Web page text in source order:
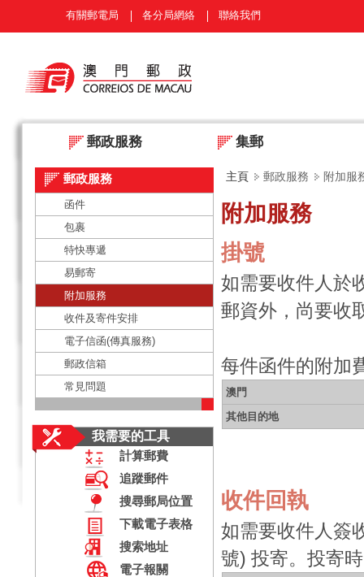
有關郵電局 各分局網絡 聯絡我們
郵政服務 集郵
郵政服務
函件
包裹
特快專遞
易郵寄
附加服務
收件及寄件安排
電子信函(傳真服務)
郵政信箱
常見問題
我需要的工具
計算郵費
追蹤郵件
搜尋郵局位置
下載電子表格
搜索地址
電子報關
主頁 郵政服務 附加服
附加服務
掛號
如需要收件人於
郵資外，尚要收
每件函件的附加
澳門
其他目的地
收件回執
如需要收件人簽
號) 投寄。投寄